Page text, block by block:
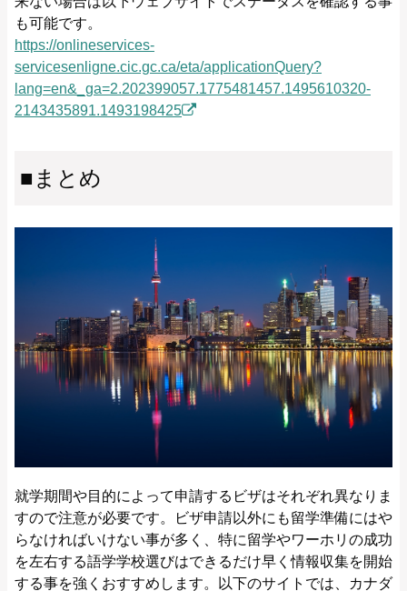
も可能です。
https://onlineservices-
servicesenligne.cic.gc.ca/eta/applicationQuery?
lang=en&_ga=2.202399057.1775481457.1495610320-
2143435891.1493198425
■まとめ
就学期間や目的によって申請するビザはそれぞれ異なりま
すので注意が必要です。ビザ申請以外にも留学準備にはや
らなければいけない事が多く、特に留学やワーホリの成功
を左右する語学学校選びはできるだけ早く情報収集を開始
する事を強くおすすめします。以下のサイトでは、カナダ